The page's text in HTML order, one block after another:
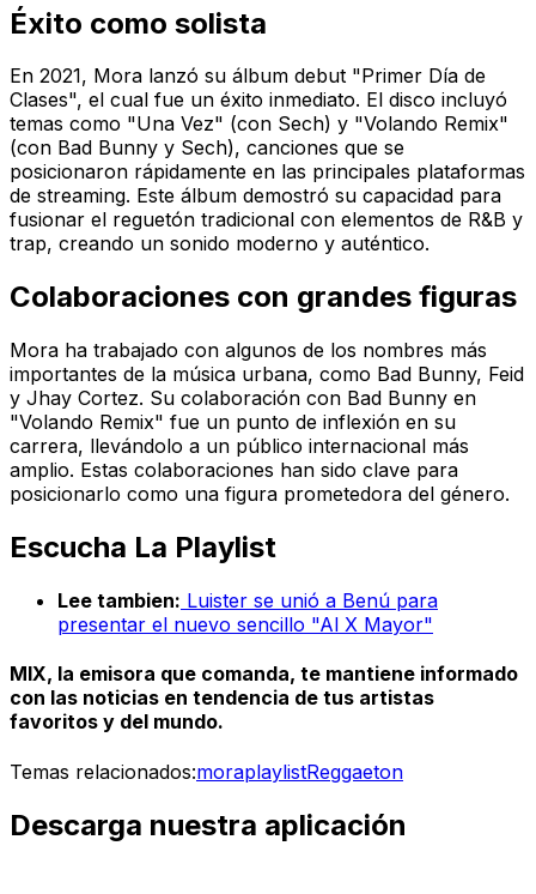
Éxito como solista
En 2021, Mora lanzó su álbum debut "Primer Día de
Clases", el cual fue un éxito inmediato. El disco incluyó
temas como "Una Vez" (con Sech) y "Volando Remix"
(con Bad Bunny y Sech), canciones que se
posicionaron rápidamente en las principales plataformas
de streaming. Este álbum demostró su capacidad para
fusionar el reguetón tradicional con elementos de R&B y
trap, creando un sonido moderno y auténtico.
Colaboraciones con grandes figuras
Mora ha trabajado con algunos de los nombres más
importantes de la música urbana, como Bad Bunny, Feid
y Jhay Cortez. Su colaboración con Bad Bunny en
"Volando Remix" fue un punto de inflexión en su
carrera, llevándolo a un público internacional más
amplio. Estas colaboraciones han sido clave para
posicionarlo como una figura prometedora del género.
Escucha La Playlist
Lee tambien: Luister se unió a Benú para
presentar el nuevo sencillo "Al X Mayor"
MIX, la emisora que comanda, te mantiene informado
con las noticias en tendencia de tus artistas
favoritos y del mundo.
Temas relacionados:moraplaylistReggaeton
Descarga nuestra aplicación